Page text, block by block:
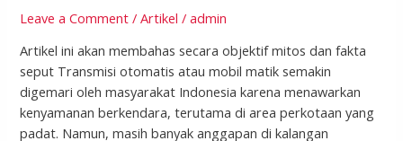
Leave a Comment /Artikel /admin
Artikel ini akan membahas secara objektif mitos dan fakta
seput Transmisi otomatis atau mobil matik semakin
digemari oleh masyarakat Indonesia karena menawarkan
kenyamanan berkendara, terutama di area perkotaan yang
padat. Namun, masih banyak anggapan di kalangan
Lengkapnya